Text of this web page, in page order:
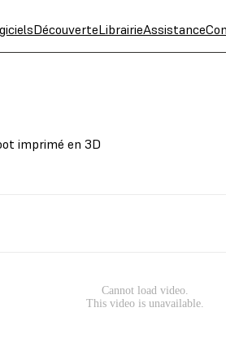
DécouverteLibrairieAssistance
imprimé en 3D